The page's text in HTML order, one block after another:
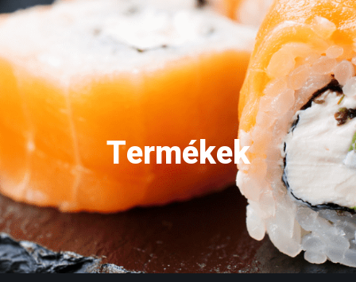
Termékek